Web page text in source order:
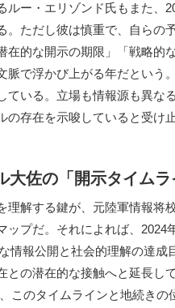
ルー・エリゾンド氏もまた、
。ただし彼は慎重で、自らの
在的な開示の期限」「戦略的
脈で浮かび上がる年だという
ている。立場も情報源も異な
の存在を示唆していると受け
大佐の「開示タイム
解する鍵が、元陸軍情報将
ップだ。それによれば、2024
情報公開と社会的理解の達
との潜在的な接触へと延長し
このタイムラインと地続きの